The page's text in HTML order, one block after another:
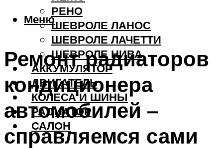
РЕНО
ШЕВРОЛЕ ЛАНОС
ШЕВРОЛЕ ЛАЧЕТТИ
ШЕВРОЛЕ НИВА
АККУМУЛЯТОР
ДВИГАТЕЛЬ
КОЛЕСА И ШИНЫ
РАДИАТОР
САЛОН
Меню
Ремонт радиаторов
кондиционера
автомобилей –
справляемся сами